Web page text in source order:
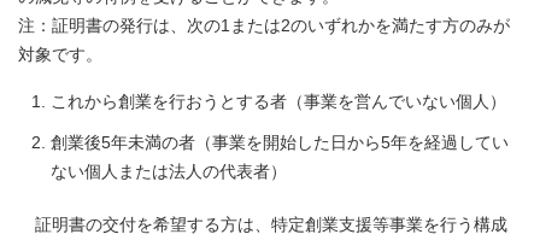
注：証明書の発行は、次の1または2のいずれかを満たす方のみが
対象です。
これから創業を行おうとする者（事業を営んでいない個人）
創業後5年未満の者（事業を開始した日から5年を経過してい
ない個人または法人の代表者）
証明書の交付を希望する方は、特定創業支援等事業を行う構成